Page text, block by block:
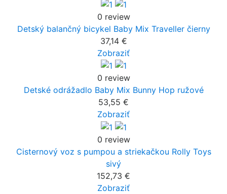
0 review
Detský balančný bicykel Baby Mix Traveller čierny
37,14 €
Zobraziť
0 review
Detské odrážadlo Baby Mix Bunny Hop ružové
53,55 €
Zobraziť
0 review
Cisternový voz s pumpou a striekačkou Rolly Toys
sivý
152,73 €
Zobraziť